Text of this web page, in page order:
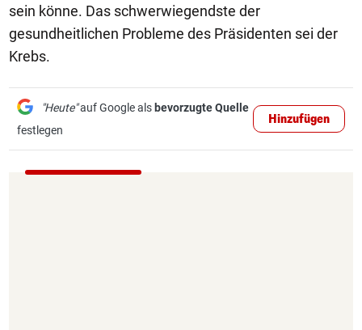
sein könne. Das schwerwiegendste der
gesundheitlichen Probleme des Präsidenten sei der
Krebs.
"Heute"auf Google als bevorzugte Quelle
festlegen
Hinzufügen